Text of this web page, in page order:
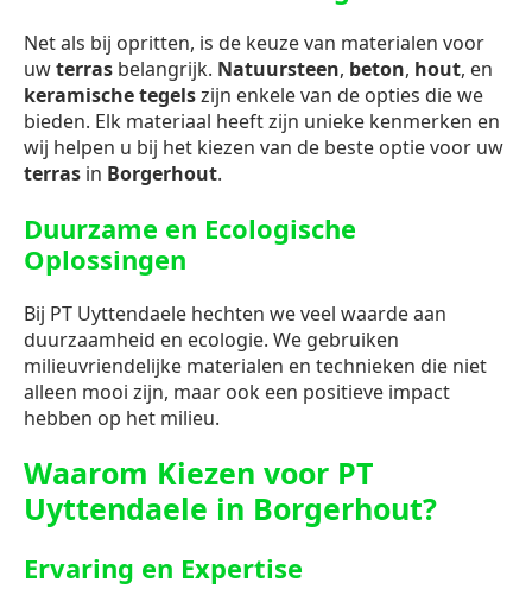
Net als bij opritten, is de keuze van materialen voor
uwterras belangrijk. Natuursteen, beton, hout, en
keramische tegelszijn enkele van de opties die we
bieden. Elk materiaal heeft zijn unieke kenmerken en
wij helpen u bij het kiezen van de beste optie voor uw
terras in Borgerhout.
Duurzame en Ecologische
Oplossingen
Bij PT Uyttendaele hechten we veel waarde aan
duurzaamheid en ecologie. We gebruiken
milieuvriendelijke materialen en technieken die niet
alleen mooi zijn, maar ook een positieve impact
hebben op het milieu.
Waarom Kiezen voor PT
Uyttendaele in Borgerhout?
Ervaring en Expertise